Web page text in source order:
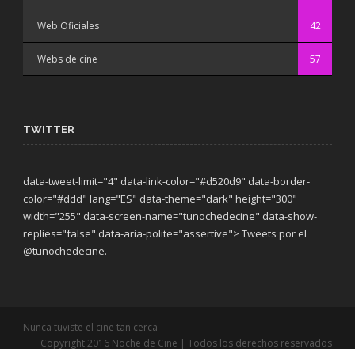
Web Oficiales 42
Webs de cine 57
TWITTER
data-tweet-limit="4" data-link-color="#d520d9" data-border-
color="#ddd" lang="ES" data-theme="dark" height="300"
width="255" data-screen-name="tunochedecine" data-show-
replies="false" data-aria-polite="assertive"> Tweets por el
@tunochedecine.
Nunca tuviste el cine tan cerca
Copyright 2016 Noche de Cine | Todos los derechos reservados